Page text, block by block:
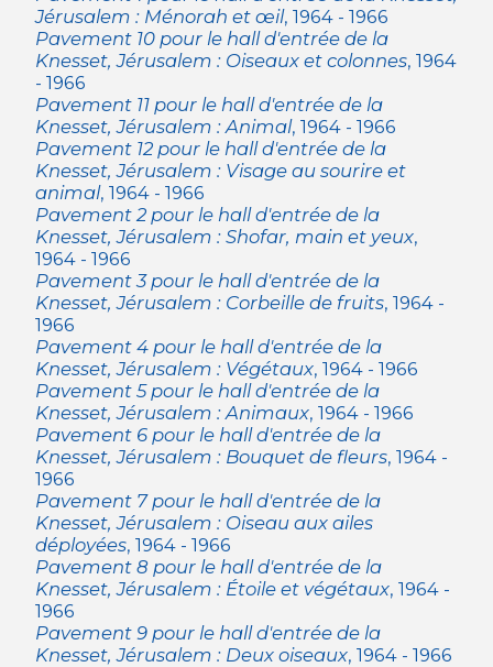
Jérusalem : Ménorah et œil, 1964 - 1966
Pavement 10 pour le hall d'entrée de la
Knesset, Jérusalem : Oiseaux et colonnes, 1964
- 1966
Pavement 11 pour le hall d'entrée de la
Knesset, Jérusalem : Animal, 1964 - 1966
Pavement 12 pour le hall d'entrée de la
Knesset, Jérusalem : Visage au sourire et
animal, 1964 - 1966
Pavement 2 pour le hall d'entrée de la
Knesset, Jérusalem : Shofar, main et yeux,
1964 - 1966
Pavement 3 pour le hall d'entrée de la
Knesset, Jérusalem : Corbeille de fruits, 1964 -
1966
Pavement 4 pour le hall d'entrée de la
Knesset, Jérusalem : Végétaux, 1964 - 1966
Pavement 5 pour le hall d'entrée de la
Knesset, Jérusalem : Animaux, 1964 - 1966
Pavement 6 pour le hall d'entrée de la
Knesset, Jérusalem : Bouquet de fleurs, 1964 -
1966
Pavement 7 pour le hall d'entrée de la
Knesset, Jérusalem : Oiseau aux ailes
déployées, 1964 - 1966
Pavement 8 pour le hall d'entrée de la
Knesset, Jérusalem : Étoile et végétaux, 1964 -
1966
Pavement 9 pour le hall d'entrée de la
Knesset, Jérusalem : Deux oiseaux, 1964 - 1966